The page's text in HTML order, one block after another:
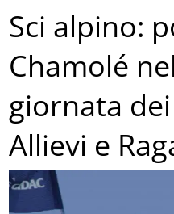
Sci alpino:
Chamolé
giornata
Allievi e